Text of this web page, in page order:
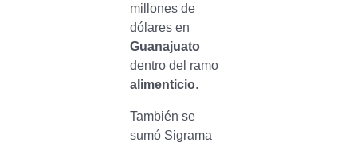
millones de
dólares en
Guanajuato
dentro del ramo
alimenticio.
También se
sumó Sigrama